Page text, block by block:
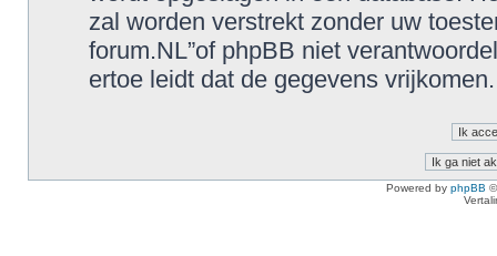
zal worden verstrekt zonder uw
forum.NL”of phpBB niet
ertoe leidt dat de gegevens vrijkomen.
Powered by phpBB